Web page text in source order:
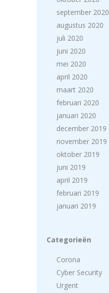
september 2020
augustus 2020
juli 2020
juni 2020
mei 2020
april 2020
maart 2020
februari 2020
januari 2020
december 2019
november 2019
oktober 2019
juni 2019
april 2019
februari 2019
januari 2019
Categorieën
Corona
Cyber Security
Urgent